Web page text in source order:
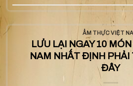
ẨM THỰC VIỆT
LƯU LẠI NGAY 10
NAM NHẤT ĐỊNH PHẢI
ĐÂY